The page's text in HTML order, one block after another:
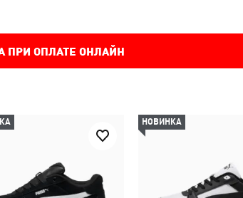
ПРИ ОПЛАТЕ ОНЛАЙН
НОВИНКА